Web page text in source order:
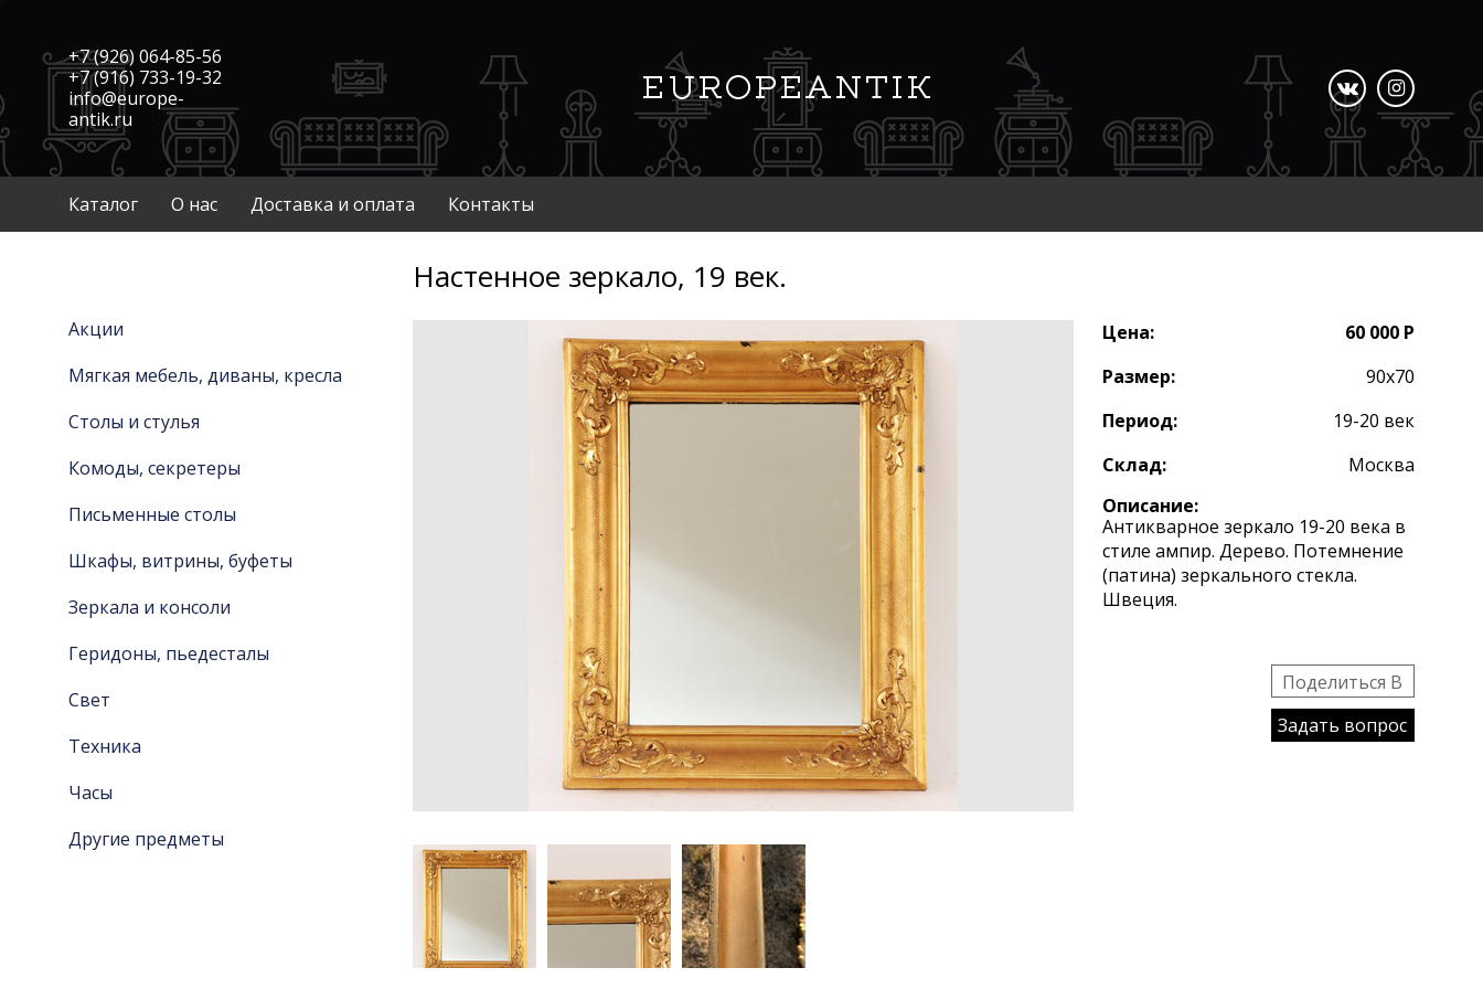
+7 (926) 064-85-56
+7 (916) 733-19-32
info@europe-
antik.ru
Каталог О нас Доставка и оплата Контакты
Акции
Мягкая мебель, диваны, кресла
Столы и стулья
Комоды, секретеры
Письменные столы
Шкафы, витрины, буфеты
Зеркала и консоли
Геридоны, пьедесталы
Свет
Техника
Часы
Другие предметы
Настенное зеркало, 19 век.
Цена:
60 000 Р
Размер:
90х70
Период:
19-20 век
Склад:
Москва
Описание:
Антикварное зеркало 19-20 века в
стиле ампир. Дерево. Потемнение
(патина) зеркального стекла.
Швеция.
Поделиться B
Задать вопрос